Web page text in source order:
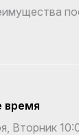
время
Вторник